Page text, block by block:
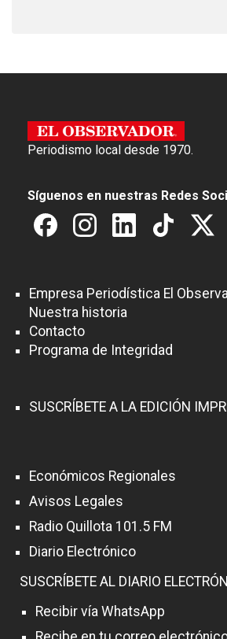
Periodismo local desde 1970.
Síguenos en nuestras Redes
Empresa Periodística El
Nuestra historia
Contacto
Programa de Integridad
SUSCRÍBETE A LA EDICIÓN
Económicos Regionales
Avisos Legales
Radio Quillota 101.5 FM
Diario Electrónico
SUSCRÍBETE AL DIARIO
Recibir vía WhatsApp